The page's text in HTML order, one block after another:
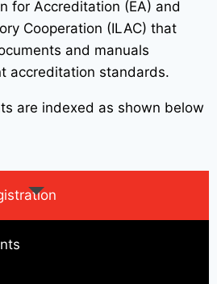
for Accreditation (EA) and
Cooperation (ILAC) that
and manuals
accreditation standards.
are indexed as shown below